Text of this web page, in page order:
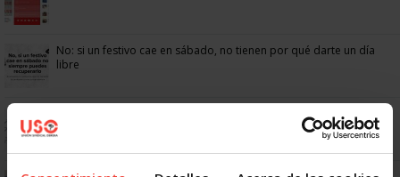
No: si un festivo cae en sábado, no tienen por qué darte un día
libre